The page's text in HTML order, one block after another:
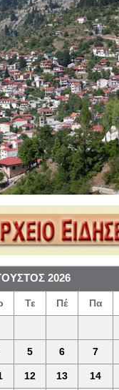
2026
Τε Πέ Πα
5 6 7
12 13 14